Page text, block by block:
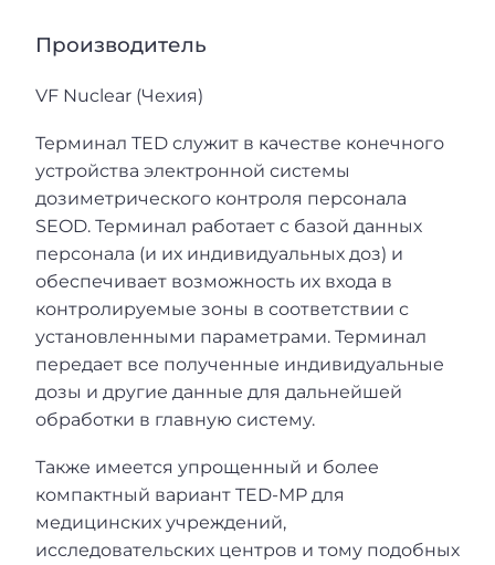
Производитель
VF Nuclear (Чехия)
Терминал TED служит в качестве конечного
устройства электронной системы
дозиметрического контроля персонала
SEOD. Терминал работает с базой данных
персонала (и их индивидуальных доз) и
обеспечивает возможность их входа в
контролируемые зоны в соответствии с
установленными параметрами. Терминал
передает все полученные индивидуальные
дозы и другие данные для дальнейшей
обработки в главную систему.
Также имеется упрощенный и более
компактный вариант TED-MP для
медицинских учреждений,
исследовательских центров и тому подобных